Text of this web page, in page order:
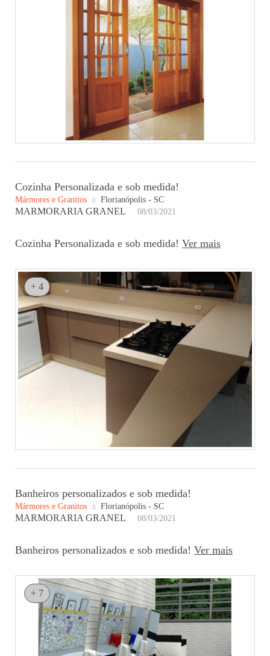
Cozinha Personalizada e sob medida!
Mármores e Granitos Florianópolis - SC
MARMORARIA GRANEL 08/03/2021
Cozinha Personalizada e sob medida! Ver mais
+ 4
Banheiros personalizados e sob medida!
Mármores e Granitos Florianópolis - SC
MARMORARIA GRANEL 08/03/2021
Banheiros personalizados e sob medida! Ver mais
+ 7